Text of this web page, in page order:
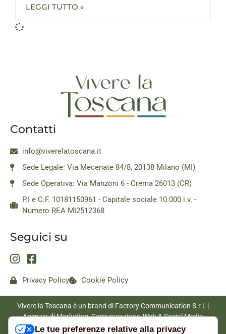
LEGGI TUTTO »
Contatti
info@viverelatoscana.it
Sede Legale: Via Mecenate 84/8, 20138 Milano (MI)
Sede Operativa: Via Manzoni 6 - Crema 26013 (CR)
P.I e C.F. 10181150961 - Capitale sociale 10.000 i.v. -
Numero REA MI2512368
Seguici su
Privacy Policy Cookie Policy
Vivere la Toscana è un brand di Factory Communication S.r.l. |
Agenzia di Marketing, Comunicazione, Web & Social Media
|www.factorycommunication.it
Le tue preferenze relative alla privacy